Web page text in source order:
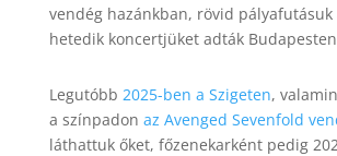
vendég hazánkban, rövid
hetedik koncertjüket adták
Legutóbb 2025-ben a Szigeten,
a színpadon az Avenged Sevenfold
láthattuk őket, főzenekarként pedig